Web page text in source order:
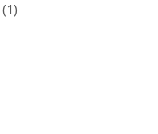
(1)